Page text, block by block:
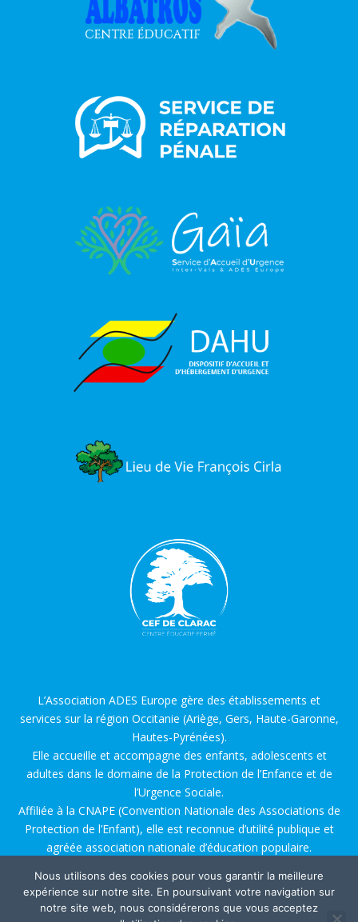
L’Association ADES Europe gère des établissements et
services sur la région Occitanie (Ariège, Gers, Haute-Garonne,
Hautes-Pyrénées).
Elle accueille et accompagne des enfants, adolescents et
adultes dans le domaine de la Protection de l’Enfance et de
l’Urgence Sociale.
Affiliée à la CNAPE (Convention Nationale des Associations de
Protection de l’Enfant), elle est reconnue d’utilité publique et
agréée association nationale d’éducation populaire.
Conception Web parIOLYN Project.Mentions Légales.
Politique des Données Informatiques.
Nous utilisons des cookies pour vous garantir la meilleure
expérience sur notre site. En poursuivant votre navigation sur
notre site web, nous considérerons que vous acceptez